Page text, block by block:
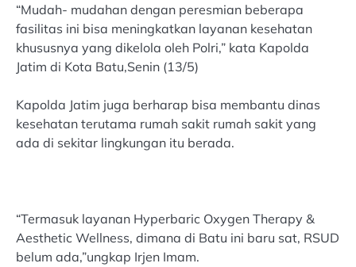
“Mudah- mudahan dengan peresmian beberapa
fasilitas ini bisa meningkatkan layanan kesehatan
khususnya yang dikelola oleh Polri,” kata Kapolda
Jatim di Kota Batu,Senin (13/5)
Kapolda Jatim juga berharap bisa membantu dinas
kesehatan terutama rumah sakit rumah sakit yang
ada di sekitar lingkungan itu berada.
“Termasuk layanan Hyperbaric Oxygen Therapy &
Aesthetic Wellness, dimana di Batu ini baru sat, RSUD
belum ada,”ungkap Irjen Imam.